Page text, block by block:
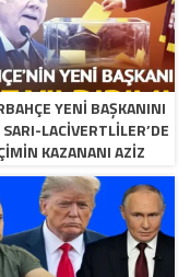
YENI BAŞKANINI
LACIVERTLILER’DE
KAZANANI AZIZ
YILDIRIM OLDU